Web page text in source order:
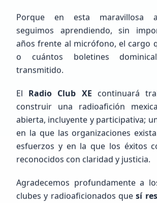
Próximos Eventos
FEED RSS
Últimas
Actualizado:8:16:20
Porque en esta maravillosa
seguimos aprendiendo, sin
años frente al micrófono, el cargo
o cuántos boletines
transmitido.
El Radio Club XE continuará
construir una radioafición
abierta, incluyente y participativa;
en la que las organizaciones
esfuerzos y en la que los éxitos
reconocidos con claridad y justicia.
Agradecemos profundamente a
clubes y radioaficionados quesí